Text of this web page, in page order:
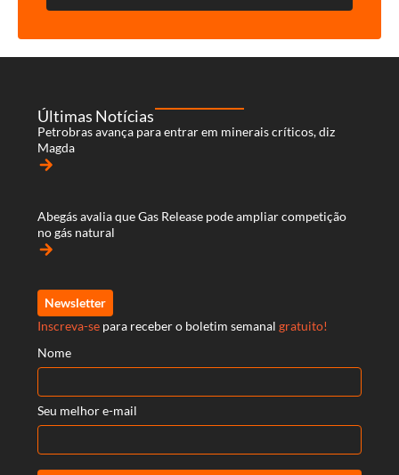
Últimas Notícias
Petrobras avança para entrar em minerais críticos, diz
Magda
arrow_forward
Abegás avalia que Gas Release pode ampliar competição
no gás natural
arrow_forward
Newsletter
Inscreva-se para receber o boletim semanal gratuito!
Nome
Seu melhor e-mail